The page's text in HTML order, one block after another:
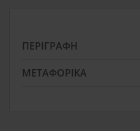
ΠΕΡΙΓΡΑΦΉ
ΜΕΤΑΦΟΡΙΚΆ